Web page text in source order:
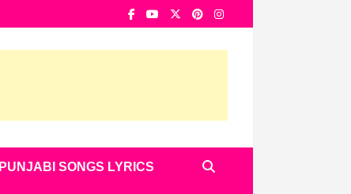
PUNJABI SONGS LYRICS